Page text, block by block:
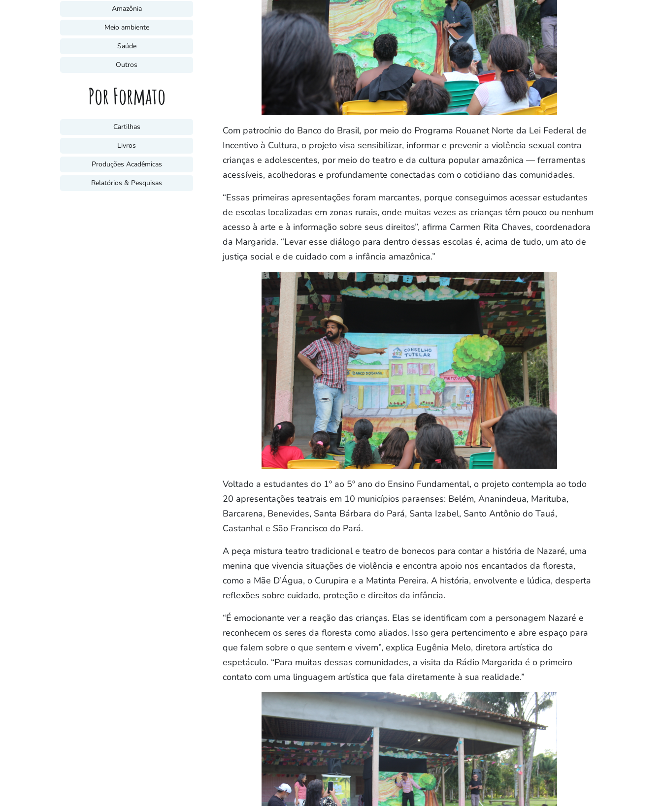
Amazônia
Meio ambiente
Saúde
Outros
Por Formato
Cartilhas
Livros
Produções Acadêmicas
Relatórios & Pesquisas
Com patrocínio do Banco do Brasil, por meio do Programa Rouanet Norte da Lei Federal de
Incentivo à Cultura, o projeto visa sensibilizar, informar e prevenir a violência sexual contra
crianças e adolescentes, por meio do teatro e da cultura popular amazônica — ferramentas
acessíveis, acolhedoras e profundamente conectadas com o cotidiano das comunidades.
“Essas primeiras apresentações foram marcantes, porque conseguimos acessar estudantes
de escolas localizadas em zonas rurais, onde muitas vezes as crianças têm pouco ou nenhum
acesso à arte e à informação sobre seus direitos”, afirma Carmen Rita Chaves, coordenadora
da Margarida. “Levar esse diálogo para dentro dessas escolas é, acima de tudo, um ato de
justiça social e de cuidado com a infância amazônica.”
Voltado a estudantes do 1º ao 5º ano do Ensino Fundamental, o projeto contempla ao todo
20 apresentações teatrais em 10 municípios paraenses: Belém, Ananindeua, Marituba,
Barcarena, Benevides, Santa Bárbara do Pará, Santa Izabel, Santo Antônio do Tauá,
Castanhal e São Francisco do Pará.
A peça mistura teatro tradicional e teatro de bonecos para contar a história de Nazaré, uma
menina que vivencia situações de violência e encontra apoio nos encantados da floresta,
como a Mãe D’Água, o Curupira e a Matinta Pereira. A história, envolvente e lúdica, desperta
reflexões sobre cuidado, proteção e direitos da infância.
“É emocionante ver a reação das crianças. Elas se identificam com a personagem Nazaré e
reconhecem os seres da floresta como aliados. Isso gera pertencimento e abre espaço para
que falem sobre o que sentem e vivem”, explica Eugênia Melo, diretora artística do
espetáculo. “Para muitas dessas comunidades, a visita da Rádio Margarida é o primeiro
contato com uma linguagem artística que fala diretamente à sua realidade.”